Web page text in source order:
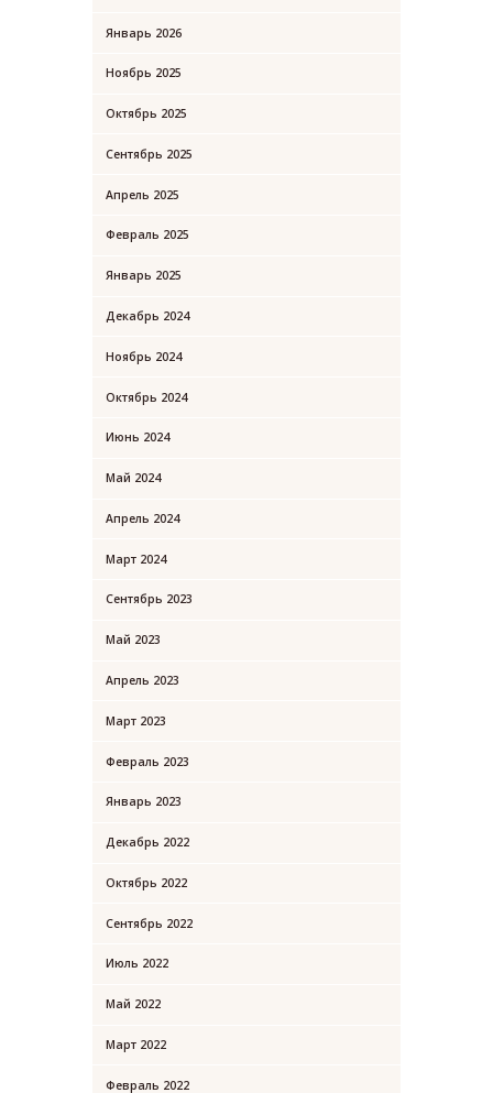
Январь 2026
Ноябрь 2025
Октябрь 2025
Сентябрь 2025
Апрель 2025
Февраль 2025
Январь 2025
Декабрь 2024
Ноябрь 2024
Октябрь 2024
Июнь 2024
Май 2024
Апрель 2024
Март 2024
Сентябрь 2023
Май 2023
Апрель 2023
Март 2023
Февраль 2023
Январь 2023
Декабрь 2022
Октябрь 2022
Сентябрь 2022
Июль 2022
Май 2022
Март 2022
Февраль 2022